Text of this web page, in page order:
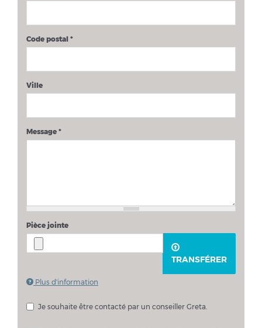
Code postal *
Ville
Message *
Pièce jointe
TRANSFÉRER
Plus d'information
Extensions autorisées :pdf doc docx.
Je souhaite être contacté par un conseiller Greta.